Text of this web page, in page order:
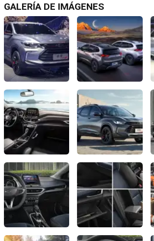
GALERÍA DE IMÁGENES